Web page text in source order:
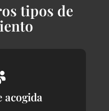
tipos de
acogida